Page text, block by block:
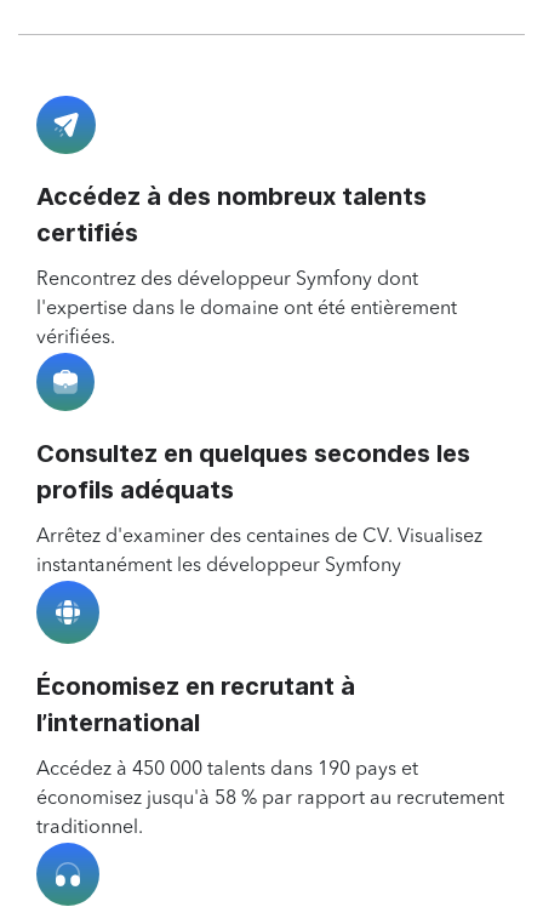
Accédez à des nombreux talents
certifiés
Rencontrez des développeur Symfony dont
l'expertise dans le domaine ont été entièrement
vérifiées.
Consultez en quelques secondes les
profils adéquats
Arrêtez d'examiner des centaines de CV. Visualisez
instantanément les développeur Symfony
Économisez en recrutant à
l’international
Accédez à 450 000 talents dans 190 pays et
économisez jusqu'à 58 % par rapport au recrutement
traditionnel.